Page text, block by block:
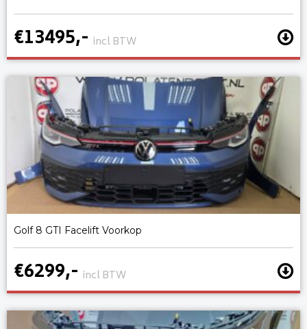
€13495,- incl BTW
Golf 8 GTI Facelift Voorkop
€6299,- incl BTW